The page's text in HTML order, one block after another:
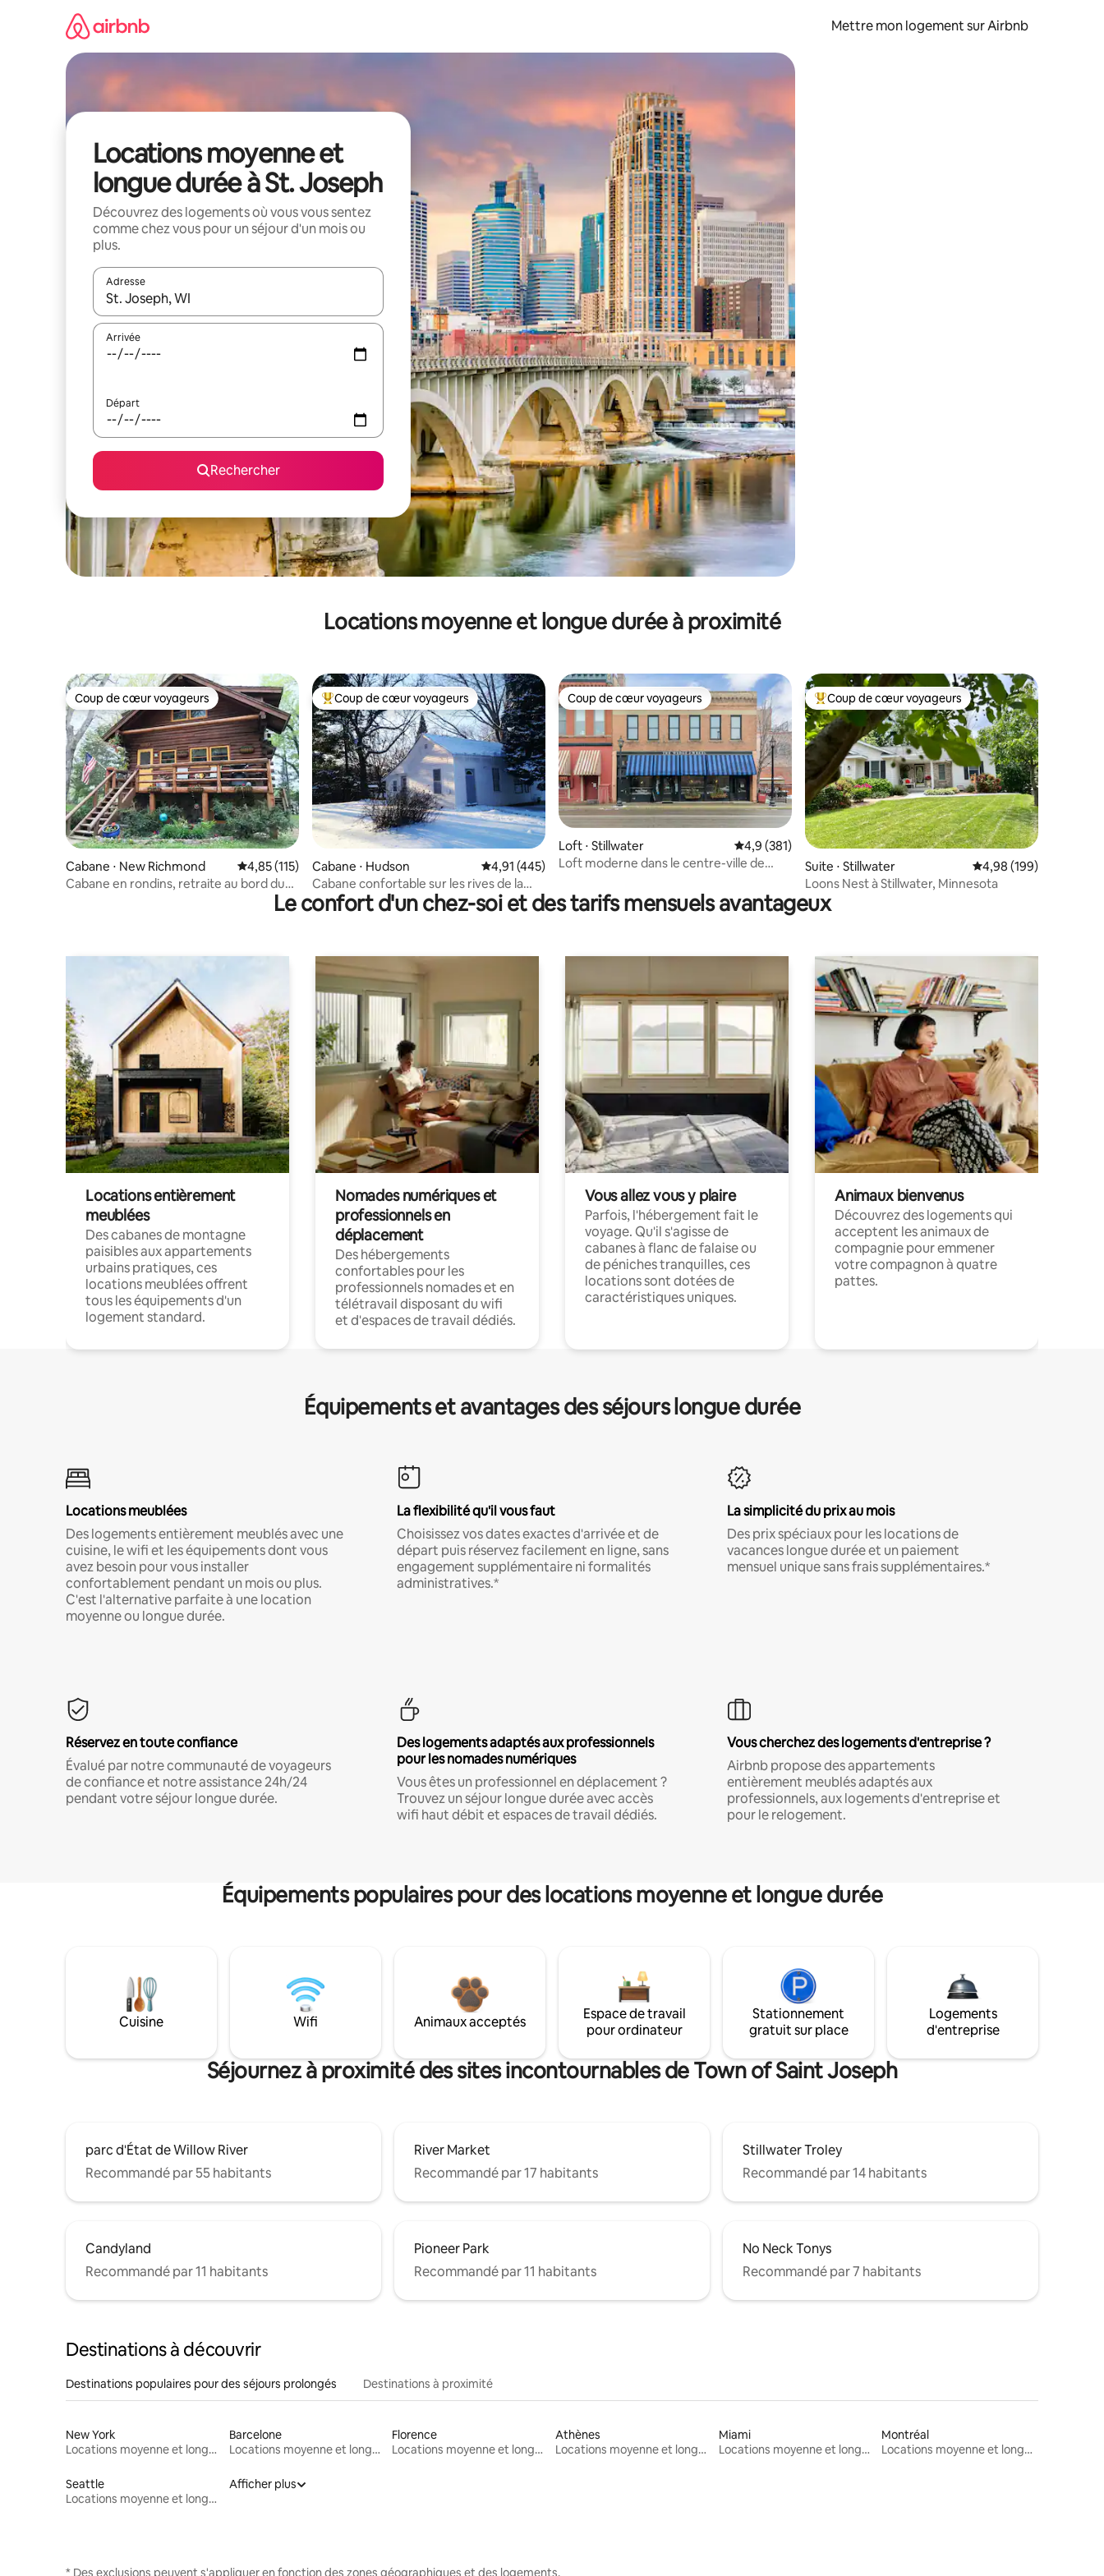
Mettre mon logement sur Airbnb
Locations moyenne et
longue durée à St. Joseph
Découvrez des logements où vous vous sentez
comme chez vous pour un séjour d'un mois ou
plus.
Adresse
Lorsque les résultats s'affichent, utilisez les flèches vers le haut et vers le bas pour les parcourir ou en appuyant et en faisant glisser.
Arrivée
Départ
Rechercher
Locations moyenne et longue durée à proximité
Coup de cœur voyageurs
Coup de cœur voyageurs
Cabane ⋅ New Richmond Évaluation moyenne sur la base de 115 commentaires : 4,85 sur 5
4,85 (115)
Cabane en rondins, retraite au bord du
Coups de cœur voyageurs les plus appréciés
Coup de cœur voyageurs
Cabane ⋅ Hudson Évaluation moyenne sur la base de 445 commentaires : 4,91 sur 5
4,91 (445)
Cabane confortable sur les rives de la
rivière Willow (Burkhardt)
Coup de cœur voyageurs
Coup de cœur voyageurs
Loft ⋅ Stillwater Évaluation moyenne sur la base de 381 commentaires : 4,9 sur 5
4,9 (381)
Loft moderne dans le centre-ville de
Coups de cœur voyageurs les plus appréciés
Coup de cœur voyageurs
Suite ⋅ Stillwater Évaluation moyenne
4,98 (199)
Loons Nest à Stillwater, Minnesota
Le confort d'un chez-soi et des tarifs mensuels avantageux
Locations entièrement
meublées
Des cabanes de montagne
paisibles aux appartements
urbains pratiques, ces
locations meublées offrent
tous les équipements d'un
logement standard.
Nomades numériques et
professionnels en
déplacement
Des hébergements
confortables pour les
professionnels nomades et en
télétravail disposant du wifi
et d'espaces de travail dédiés.
Vous allez vous y plaire
Parfois, l'hébergement fait le
voyage. Qu'il s'agisse de
cabanes à flanc de falaise ou
de péniches tranquilles, ces
locations sont dotées de
caractéristiques uniques.
Animaux bienvenus
Découvrez des logements qui
acceptent les animaux de
compagnie pour emmener
votre compagnon à quatre
pattes.
Équipements et avantages des séjours longue durée
Locations meublées
Des logements entièrement meublés avec une
cuisine, le wifi et les équipements dont vous
avez besoin pour vous installer
confortablement pendant un mois ou plus.
C'est l'alternative parfaite à une location
moyenne ou longue durée.
La flexibilité qu'il vous faut
Choisissez vos dates exactes d'arrivée et de
départ puis réservez facilement en ligne, sans
engagement supplémentaire ni formalités
administratives.*
La simplicité du prix au mois
Des prix spéciaux pour les locations de
vacances longue durée et un paiement
mensuel unique sans frais supplémentaires.*
Réservez en toute confiance
Évalué par notre communauté de voyageurs
de confiance et notre assistance 24h/24
pendant votre séjour longue durée.
Des logements adaptés aux professionnels
pour les nomades numériques
Vous êtes un professionnel en déplacement ?
Trouvez un séjour longue durée avec accès
wifi haut débit et espaces de travail dédiés.
Vous cherchez des logements d'entreprise ?
Airbnb propose des appartements
entièrement meublés adaptés aux
professionnels, aux logements d'entreprise et
pour le relogement.
Équipements populaires pour des locations moyenne et longue durée
Cuisine Wifi Animaux acceptés
Espace de travail
pour ordinateur
Stationnement
gratuit sur place
Logements
d'entreprise
Séjournez à proximité des sites incontournables de Town of Saint Joseph
parc d'État de Willow River
Recommandé par 55 habitants
River Market
Recommandé par 17 habitants
Stillwater Troley
Recommandé par 14 habitants
Candyland
Recommandé par 11 habitants
Pioneer Park
Recommandé par 11 habitants
No Neck Tonys
Recommandé par 7 habitants
Destinations à découvrir
Destinations populaires pour des séjours prolongés Destinations à proximité
New York
Locations moyenne et longue durée
Barcelone
Locations moyenne et longue durée
Florence
Locations moyenne et longue durée
Athènes
Locations moyenne et longue durée
Miami
Locations moyenne et longue durée
Montréal
Locations moyenne et longue durée
Seattle
Locations moyenne et longue durée
Afficher plus
* Des exclusions peuvent s'appliquer en fonction des zones géographiques et des logements.